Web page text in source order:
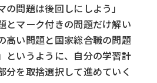
の問題は後回しにしよう」
とマーク付きの問題だけ解い
高い問題と国家総合職の問題
というように、自分の学習計
分を取捨選択して進めていく